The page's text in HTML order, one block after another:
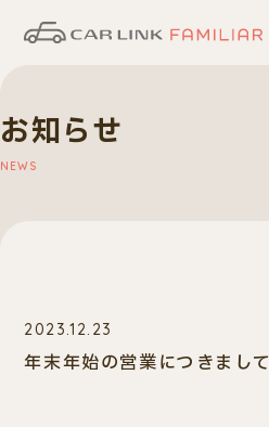
サービス
カーリース
中古車
店舗・スタッフ紹介
お知らせ
NEWS
2023.12.23
年末年始の営業につきまして